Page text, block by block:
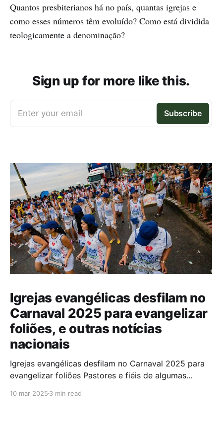
Quantos presbiterianos há no país, quantas igrejas e
como esses números têm evoluído? Como está dividida
teologicamente a denominação?
Sign up for more like this.
Enter your email Subscribe
Igrejas evangélicas desfilam no
Carnaval 2025 para evangelizar
foliões, e outras notícias
nacionais
Igrejas evangélicas desfilam no Carnaval 2025 para
evangelizar foliões Pastores e fiéis de algumas
10 mar 2025 3 min read